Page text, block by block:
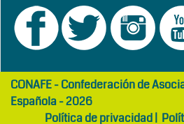
girls
abaya
maltepe
otelCONAFE - Confederación de
Española - 2026
Política de privacidad|